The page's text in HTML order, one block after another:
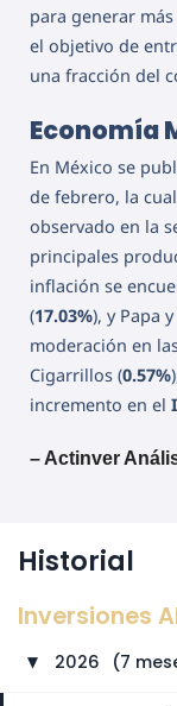
para generar
el objetivo de
una fracción del
Economía
En México se
de febrero, la
observado en la
principales
inflación se
(17.03%), y Papa
moderación en
Cigarrillos (0.57%
incremento en el
– Actinver
Historial
Inversiones
► 2026 (7